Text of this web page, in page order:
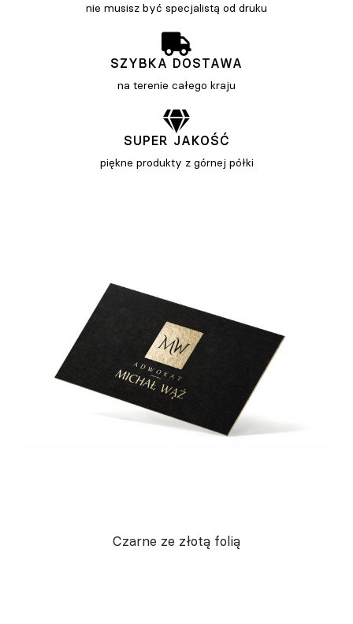
nie musisz być specjalistą od druku
SZYBKA DOSTAWA
na terenie całego kraju
SUPER JAKOŚĆ
piękne produkty z górnej półki
Czarne ze złotą folią